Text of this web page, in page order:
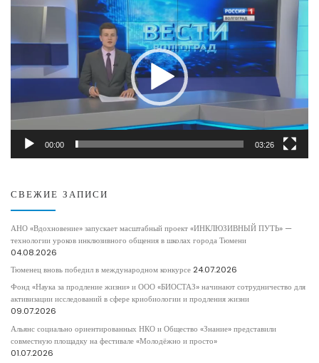
00:00 03:26
СВЕЖИЕ ЗАПИСИ
АНО «Вдохновение» запускает масштабный проект «ИНКЛЮЗИВНЫЙ ПУТЬ» —
технологии уроков инклюзивного общения в школах города Тюмени
04.08.2026
Тюменец вновь победил в международном конкурсе 24.07.2026
Фонд «Наука за продление жизни» и ООО «БИОСТАЗ» начинают сотрудничество для
активизации исследований в сфере криобиологии и продления жизни
09.07.2026
Альянс социально ориентированных НКО и Общество «Знание» представили
совместную площадку на фестивале «Молодёжно и просто»
01.07.2026